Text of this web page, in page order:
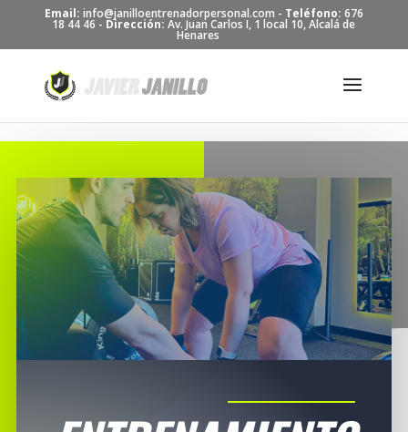
Skip to content
Email: info@janilloentrenadorpersonal.com - Teléfono: 676
18 44 46 - Dirección: Av. Juan Carlos I, 1 local 10, Alcalá de
Henares